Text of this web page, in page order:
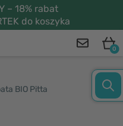
– 18% rabat
do koszyka
0
BIO Pitta